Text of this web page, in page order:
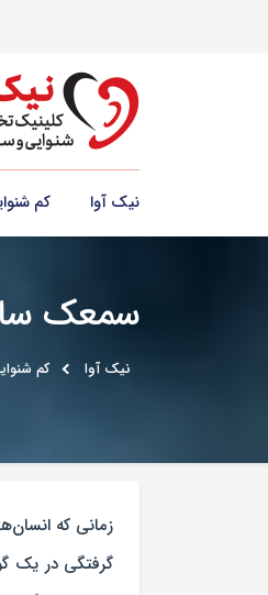
نیک آوا کم
سمعک
نیک آوا کم
گرفتگی در یک